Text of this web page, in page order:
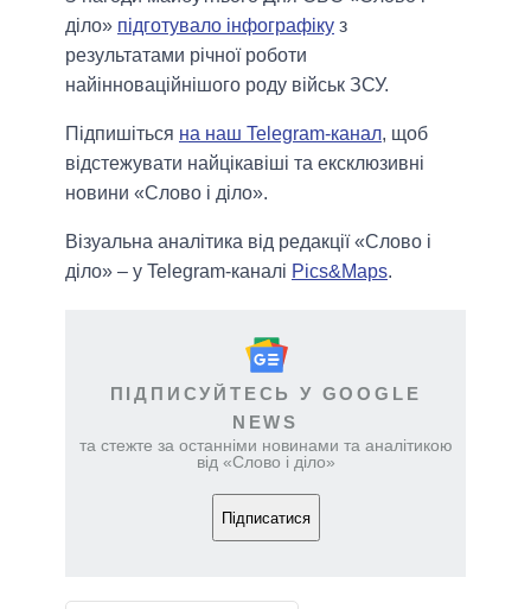
діло» підготувало інфографіку з
результатами річної роботи
найінноваційнішого роду військ ЗСУ.
Підпишіться на наш Telegram-канал, щоб
відстежувати найцікавіші та ексклюзивні
новини «Слово і діло».
Візуальна аналітика від редакції «Слово і
діло» – у Telegram-каналі Pics&Maps.
ПІДПИСУЙТЕСЬ У GOOGLE
NEWS
та стежте за останніми новинами та аналітикою
від «Слово і діло»
Підписатися